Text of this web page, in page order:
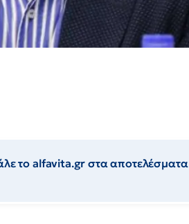
το alfavita.gr στα αποτελέσματα